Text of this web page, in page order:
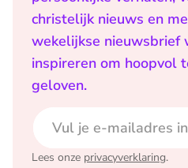
christelijk nieuws en
wekelijkse nieuwsbrief
inspireren om hoopvol
geloven.
Lees onze privacyverklaring.